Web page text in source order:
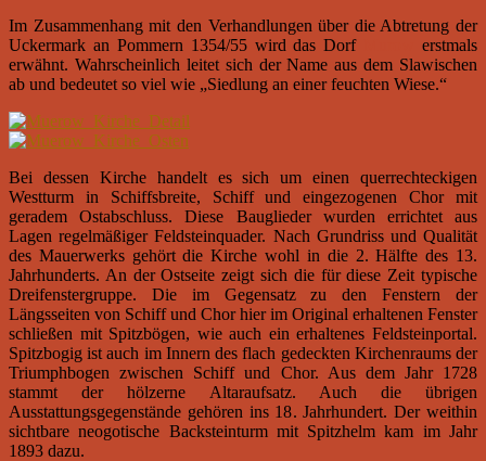
Im Zusammenhang mit den Verhandlungen über die Abtretung der
Uckermark an Pommern 1354/55 wird das Dorf
erstmals
erwähnt. Wahrscheinlich leitet sich der Name aus dem Slawischen
ab und bedeutet so viel wie „Siedlung an einer feuchten Wiese.“
Bei dessen Kirche handelt es sich um einen querrechteckigen
Westturm in Schiffsbreite, Schiff und eingezogenen Chor mit
geradem Ostabschluss. Diese Bauglieder wurden errichtet aus
Lagen regelmäßiger Feldsteinquader. Nach Grundriss und Qualität
des Mauerwerks gehört die Kirche wohl in die 2. Hälfte des 13.
Jahrhunderts. An der Ostseite zeigt sich die für diese Zeit typische
Dreifenstergruppe. Die im Gegensatz zu den Fenstern der
Längsseiten von Schiff und Chor hier im Original erhaltenen Fenster
schließen mit Spitzbögen, wie auch ein erhaltenes Feldsteinportal.
Spitzbogig ist auch im Innern des flach gedeckten Kirchenraums der
Triumphbogen zwischen Schiff und Chor. Aus dem Jahr 1728
stammt der hölzerne Altaraufsatz. Auch die übrigen
Ausstattungsgegenstände gehören ins 18. Jahrhundert. Der weithin
sichtbare neogotische Backsteinturm mit Spitzhelm kam im Jahr
1893 dazu.